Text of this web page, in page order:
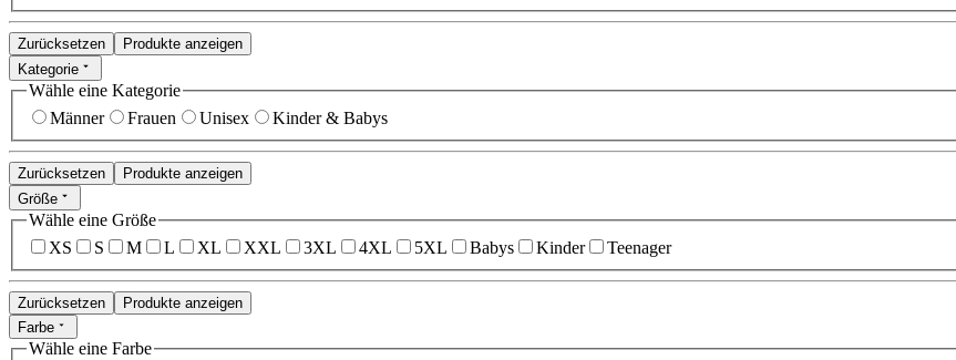
Zurücksetzen
Produkte anzeigen
Kategorie
Wähle eine Kategorie
Männer
Frauen Unisex Kinder & Babys
Zurücksetzen
Produkte anzeigen
Größe
Wähle eine Größe
XS
S M L XL XXL 3XL 4XL 5XL Babys Kinder Teenager
Zurücksetzen
Produkte anzeigen
Farbe
Wähle eine Farbe